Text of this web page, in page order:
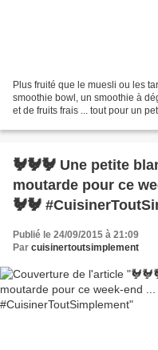
Plus fruité que le muesli ou les
smoothie bowl, un smoothie à
et de fruits frais ... tout pour un
🐓🐓🐓 Une petite
moutarde pour ce
🐓🐓
Publié le 24/09/2015 à 21:09
Par cuisinertoutsimplement